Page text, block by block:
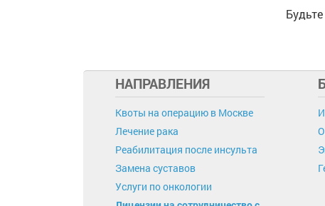
НАПРАВЛЕНИЯ
Квоты на операцию в Москве
Лечение рака
Реабилитация после инсульта
Замена суставов
Услуги по онкологии